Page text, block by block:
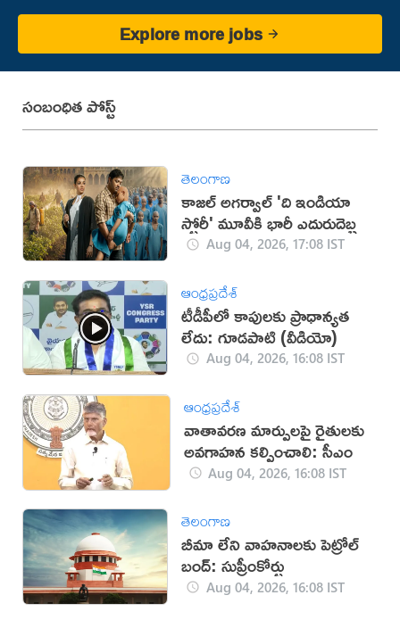
Explore more jobs
సంబంధిత పోస్ట్
తెలంగాణ
కాజల్ అగర్వాల్ 'ది ఇండియా
స్టోరీ' మూవీకి భారీ ఎదురుదెబ్బ
Aug 04, 2026, 17:08 IST
ఆంధ్రప్రదేశ్
టీడీపీలో కాపులకు ప్రాధాన్యత
లేదు: గూడపాటి (వీడియో)
Aug 04, 2026, 16:08 IST
ఆంధ్రప్రదేశ్
వాతావరణ మార్పులపై రైతులకు
అవగాహన కల్పించాలి: సీఎం
Aug 04, 2026, 16:08 IST
తెలంగాణ
బీమా లేని వాహనాలకు పెట్రోల్
బంద్: సుప్రీంకోర్టు
Aug 04, 2026, 16:08 IST